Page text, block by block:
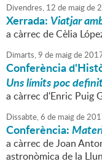
Divendres, 12 de maigde
Xerrada: Viatjar
a càrrec de Cèlia
Dimarts,9 de maigde
Conferència
Uns límits poc
a càrrec d'Enric Puig
Dissabte,6 de maigde
Conferència:
a càrrec de Joan
astronòmica de la